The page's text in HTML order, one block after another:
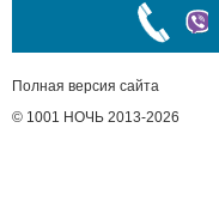
Полная версия сайта
© 1001 НОЧЬ 2013-2026